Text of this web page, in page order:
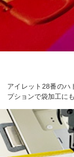
アイレット28番のハ
プションで袋加工に